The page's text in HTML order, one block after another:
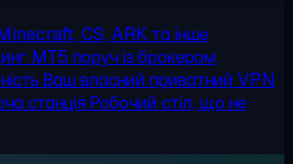
CS, ARK та інше
MT5 поруч із брокером
Ваш власний приватний VPN
станціяРобочий стіл, що не